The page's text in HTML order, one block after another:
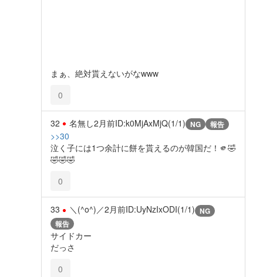
まぁ、絶対貰えないがなwww
0
32 名無し2月前ID:k0MjAxMjQ(1/1) NG 報告
>>30
泣く子には1つ余計に餅を貰えるのが韓国だ！🫵🤣
🤣🤣🤣
0
33 ＼(^o^)／2月前ID:UyNzIxODI(1/1) NG
報告
サイドカー
だっさ
0